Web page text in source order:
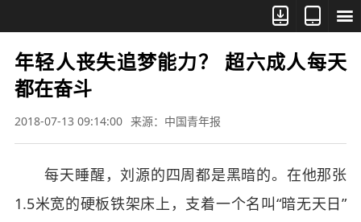



年轻人丧失追梦能力？ 超六成人每天
都在奋斗
2018-07-13 09:14:00 来源：中国青年报
每天睡醒，刘源的四周都是黑暗的。在他那张
1.5米宽的硬板铁架床上，支着一个名叫“暗无天日”